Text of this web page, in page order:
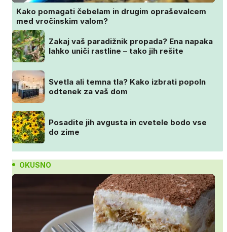
Kako pomagati čebelam in drugim opraševalcem
med vročinskim valom?
Zakaj vaš paradižnik propada? Ena napaka
lahko uniči rastline – tako jih rešite
Svetla ali temna tla? Kako izbrati popoln
odtenek za vaš dom
Posadite jih avgusta in cvetele bodo vse
do zime
OKUSNO